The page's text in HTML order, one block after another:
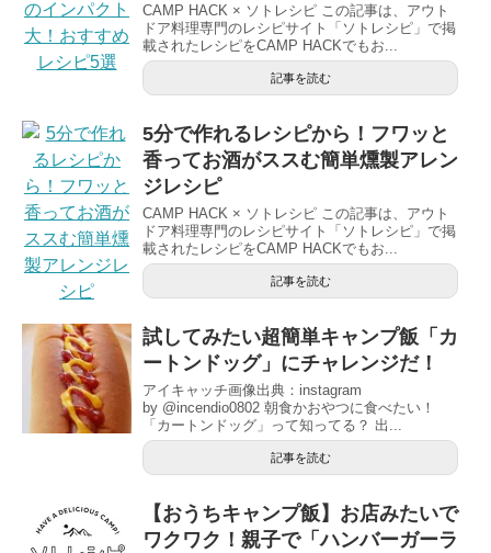
CAMP HACK × ソトレシピ この記事は、アウト
ドア料理専門のレシピサイト「ソトレシピ」で掲
載されたレシピをCAMP HACKでもお...
記事を読む
5分で作れるレシピから！フワッと
香ってお酒がススむ簡単燻製アレン
ジレシピ
CAMP HACK × ソトレシピ この記事は、アウト
ドア料理専門のレシピサイト「ソトレシピ」で掲
載されたレシピをCAMP HACKでもお...
記事を読む
試してみたい超簡単キャンプ飯「カ
ートンドッグ」にチャレンジだ！
アイキャッチ画像出典：instagram
by @incendio0802 朝食かおやつに食べたい！
「カートンドッグ」って知ってる？ 出...
記事を読む
【おうちキャンプ飯】お店みたいで
ワクワク！親子で「ハンバーガーラ